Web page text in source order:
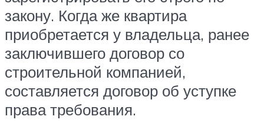
закону. Когда же квартира
приобретается у владельца, ранее
заключившего договор со
строительной компанией,
составляется договор об уступке
права требования.